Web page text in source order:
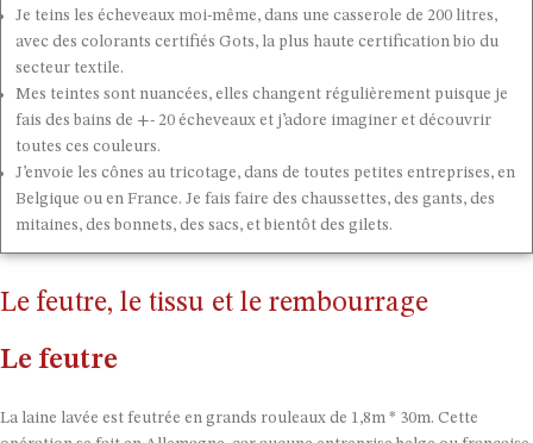
Je teins les écheveaux moi-même, dans une casserole de 200 litres,
avec des colorants certifiés Gots, la plus haute certification bio du
secteur textile.
Mes teintes sont nuancées, elles changent régulièrement puisque je
fais des bains de +- 20 écheveaux et j’adore imaginer et découvrir
toutes ces couleurs.
J’envoie les cônes au tricotage, dans de toutes petites entreprises, en
Belgique ou en France. Je fais faire des chaussettes, des gants, des
mitaines, des bonnets, des sacs, et bientôt des gilets.
Le feutre, le tissu et le rembourrage
Le feutre
La laine lavée est feutrée en grands rouleaux de 1,8m * 30m. Cette